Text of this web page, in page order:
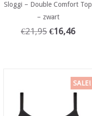
Sloggi – Double Comfort Top
– zwart
€21,95 €16,46
SALE!